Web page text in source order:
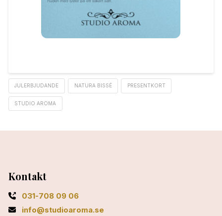
JULERBJUDANDE NATURA BISSÉ PRESENTKORT
STUDIO AROMA
Kontakt
031-708 09 06
info@studioaroma.se